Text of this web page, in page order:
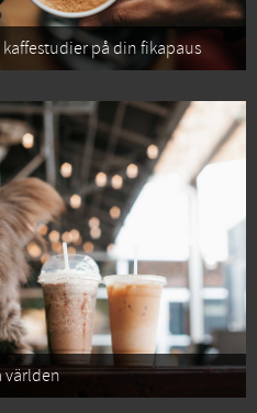
kaffestudier på din fikapaus
världen